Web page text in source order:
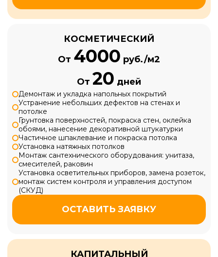
КОСМЕТИЧЕСКИЙ
От 4000 руб./м2
От 20 дней
Демонтаж и укладка напольных покрытий
Устранение небольших дефектов на стенах и
потолке
Грунтовка поверхностей, покраска стен, оклейка
обоями, нанесение декоративной штукатурки
Частичное шпаклевание и покраска потолка
Установка натяжных потолков
Монтаж сантехнического оборудования: унитаза,
смесителей, раковин
Установка осветительных приборов, замена розеток,
монтаж систем контроля и управления доступом
(СКУД)
ОСТАВИТЬ ЗАЯВКУ
КАПИТАЛЬНЫЙ